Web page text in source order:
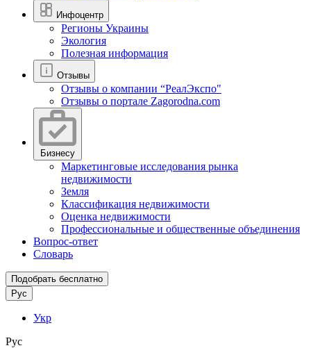
Инфоцентр
Регионы Украины
Экология
Полезная информация
Отзывы
Отзывы о компании “РеалЭкспо"
Отзывы о портале Zagorodna.com
Бизнесу
Маркетинговые исследования рынка
недвижимости
Земля
Классификация недвижимости
Оценка недвижимости
Профессиональные и общественные объединения
Вопрос-ответ
Словарь
Подобрать бесплатно
Рус
Укр
Рус